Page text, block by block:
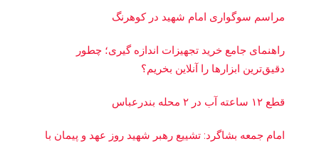
مراسم سوگواری امام شهید در کوهرنگ
راهنمای جامع خرید تجهیزات اندازه گیری؛ چطور
دقیق‌ترین ابزارها را آنلاین بخریم؟
قطع ۱۲ ساعته آب در ۲ محله بندرعباس
امام جمعه بشاگرد: تشییع رهبر شهید روز عهد و پیمان با